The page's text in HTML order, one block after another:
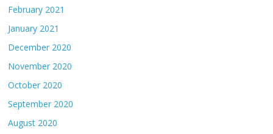
February 2021
January 2021
December 2020
November 2020
October 2020
September 2020
August 2020